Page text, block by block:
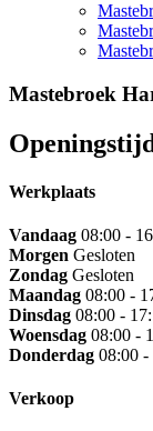
Mastebroek
Werkplaats
Vandaag 08:00 -
Morgen Gesloten
Zondag Gesloten
Maandag 08:00 -
Dinsdag 08:00 -
Woensdag 08:00 -
Donderdag 08:00 -
Verkoop